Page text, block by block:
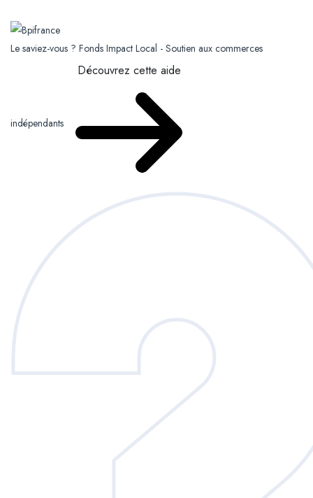
Le saviez-vous ? Fonds Impact Local - Soutien aux commerces
indépendants
Découvrez cette aide